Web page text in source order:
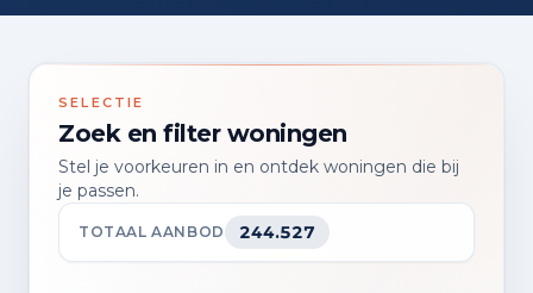
SELECTIE
Zoek en filter woningen
Stel je voorkeuren in en ontdek woningen die bij
je passen.
TOTAAL AANBOD 244.527